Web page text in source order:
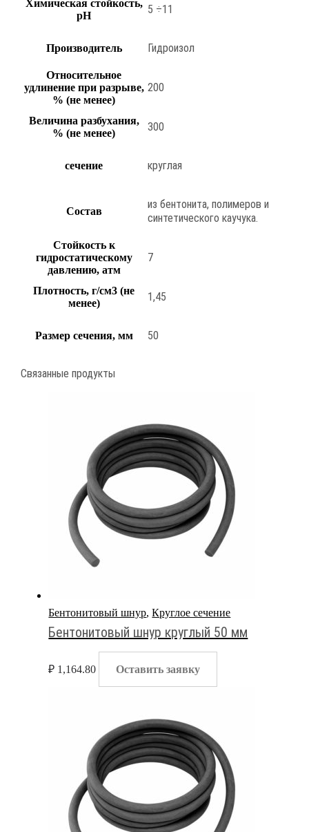
Химическая стойкость,
pH
5 ÷11
Производитель Гидроизол
Относительное
удлинение при разрыве,
% (не менее)
200
Величина разбухания,
% (не менее)
300
сечение круглая
Состав
из бентонита, полимеров и
синтетического каучука.
Стойкость к
гидростатическому
давлению, атм
7
Плотность, г/см3 (не
менее)
1,45
Размер сечения, мм 50
Связанные продукты
Бентонитовый шнур,Круглое сечение
Бентонитовый шнур круглый 50 мм
₽ 1,164.80 Оставить заявку